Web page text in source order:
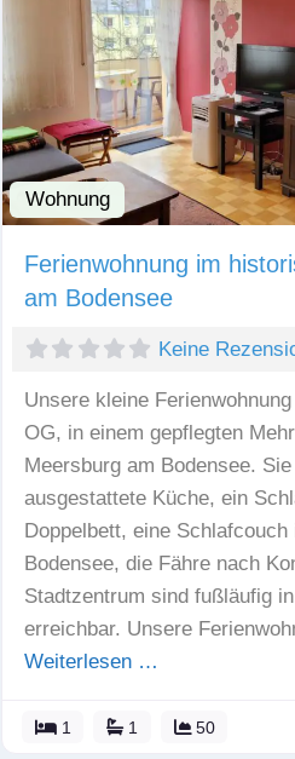
Wohnung
Ferienwohnung im
am Bodensee
Keine
Unsere kleine
OG, in einem gepflegten
Meersburg am Bodensee.
ausgestattete Küche, ein
Doppelbett, eine
Bodensee, die Fähre nach
Stadtzentrum sind fußläufig
erreichbar. Unsere
Weiterlesen …
1 1 50